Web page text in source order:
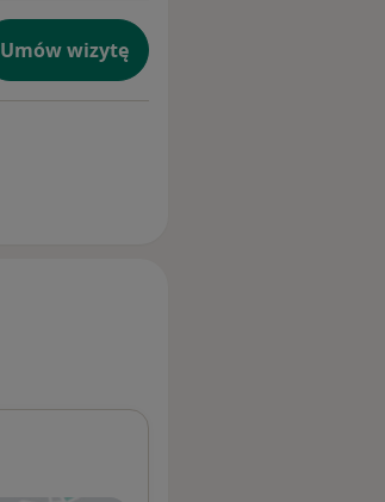
Umów wizytę